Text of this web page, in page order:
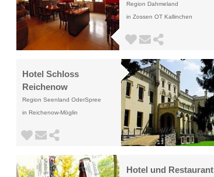
Region Dahmeland
in Zossen OT Kallinchen
Hotel Schloss
Reichenow
Region Seenland OderSpree
in Reichenow-Möglin
Hotel und Restaurant